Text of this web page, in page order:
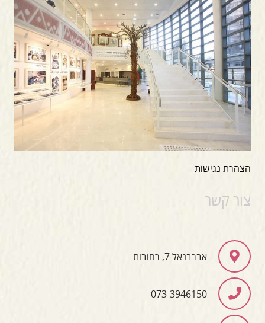
הצהרת נגישות
צור קשר
אברבנאל 7, רחובות
073-3946150